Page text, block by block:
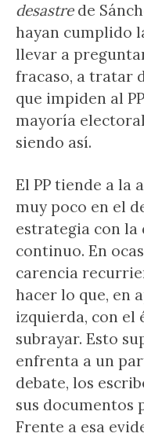
desastrede
hayan cumplido
llevar a
fracaso, a tratar
que impiden al
mayoría
siendo así.
El PP tiende a la
muy poco en el
estrategia con la
continuo. En
carencia
hacer lo que, en
izquierda, con el
subrayar. Esto
enfrenta a un
debate, los
sus documentos
Frente a esa